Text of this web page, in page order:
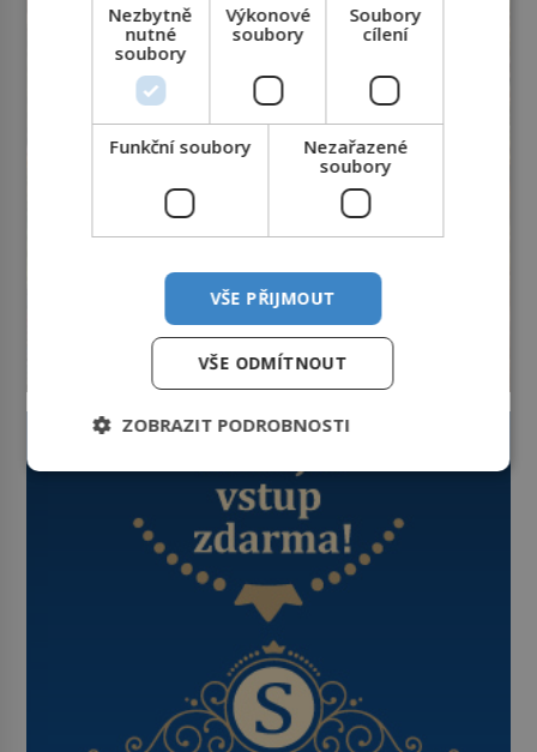
nedostane. Až jednou se na letišti
ozve věta, která změní […]
Nezbytně
nutné
soubory
Výkonové
soubory
Soubory
cílení
Funkční soubory
Nezařazené
soubory
VŠE PŘIJMOUT
VŠE ODMÍTNOUT
ZOBRAZIT PODROBNOSTI